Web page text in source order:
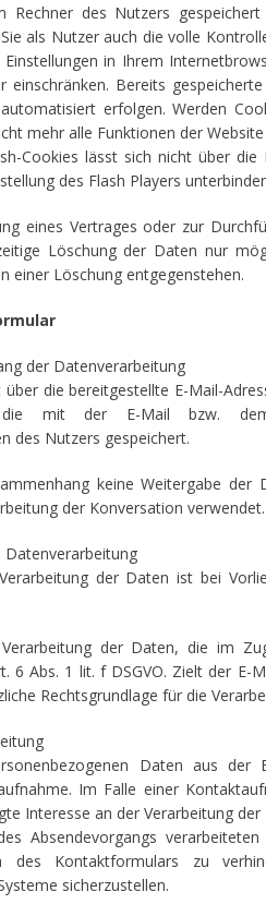
Rechner des Nutzers
als Nutzer auch die volle
in Ihrem
einschränken. Bereits
erfolgen. Werden
mehr alle Funktionen der
Cookies lässt sich nicht über die
des Flash Players
eines Vertrages oder zur
Löschung der Daten nur
einer Löschung entgegenstehen.
der Datenverarbeitung
die bereitgestellte E-Mail-
mit der E-Mail bzw. dem
des Nutzers gespeichert.
keine Weitergabe
der Konversation verwendet.
Datenverarbeitung
der Daten ist bei
der Daten, die im
6 Abs. 1 lit. f DSGVO. Zielt der E-
Rechtsgrundlage für die
Daten aus der
Im Falle einer
Interesse an der Verarbeitung der
Absendevorgangs
des Kontaktformulars zu
sicherzustellen.